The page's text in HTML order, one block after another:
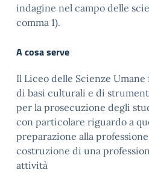
indagine nel campo delle
comma 1).
A cosa serve
Il Liceo delle Scienze Umane
di basi culturali e di
per la prosecuzione degli
con particolare riguardo a
preparazione alla
costruzione di una
attività